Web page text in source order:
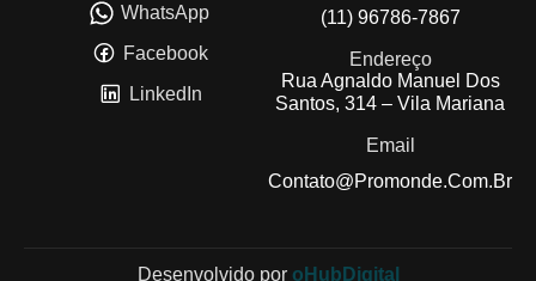
WhatsApp
Facebook
LinkedIn
(11) 96786-7867
Endereço
Rua Agnaldo Manuel Dos
Santos, 314 – Vila Mariana
Email
Contato@promonde.com.br
Desenvolvido por oHubDigital